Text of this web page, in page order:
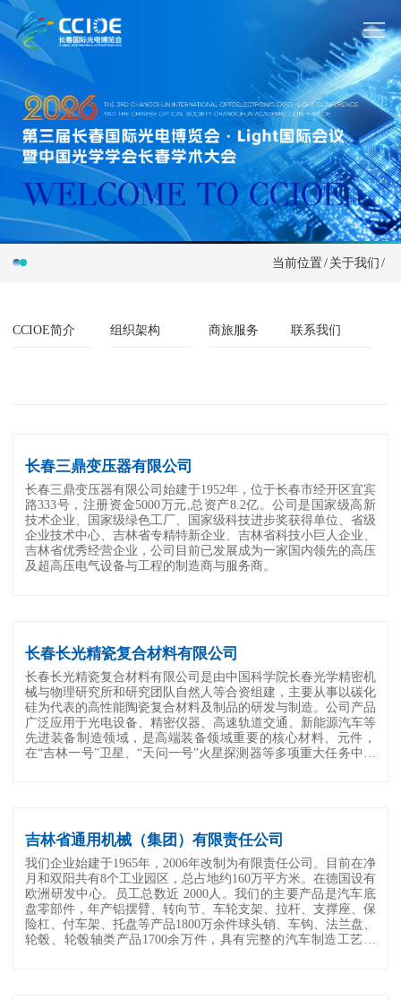
当前位置/关于我们 /
CCIOE简介 组织架构 商旅服务 联系我们
长春三鼎变压器有限公司
长春三鼎变压器有限公司始建于1952年，位于长春市经开区宜宾
路333号，注册资金5000万元,总资产8.2亿。公司是国家级高新
技术企业、国家级绿色工厂、国家级科技进步奖获得单位、省级
企业技术中心、吉林省专精特新企业、吉林省科技小巨人企业、
吉林省优秀经营企业，公司目前已发展成为一家国内领先的高压
及超高压电气设备与工程的制造商与服务商。
长春长光精瓷复合材料有限公司
长春长光精瓷复合材料有限公司是由中国科学院长春光学精密机
械与物理研究所和研究团队自然人等合资组建，主要从事以碳化
硅为代表的高性能陶瓷复合材料及制品的研发与制造。公司产品
广泛应用于光电设备、精密仪器、高速轨道交通、新能源汽车等
先进装备制造领域，是高端装备领域重要的核心材料、元件，
在“吉林一号”卫星、“天问一号”火星探测器等多项重大任务中已
吉林省通用机械（集团）有限责任公司
我们企业始建于1965年，2006年改制为有限责任公司。目前在净
月和双阳共有8个工业园区，总占地约160万平方米。在德国设有
欧洲研发中心。员工总数近 2000人。我们的主要产品是汽车底
盘零部件，年产铝摆臂、转向节、车轮支架、拉杆、支撑座、保
险杠、付车架、托盘等产品1800万余件球头销、车钩、法兰盘、
轮毂、轮毂轴类产品1700余万件，具有完整的汽车制造工艺冲